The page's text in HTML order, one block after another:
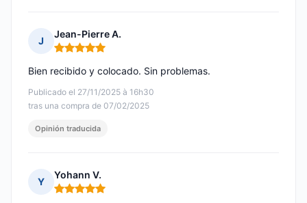
J
Jean-Pierre A.
Nota: 5 de 5
Publicado el 27/11/2025 à 16h30
tras una compra de 07/02/2025
Bien recibido y colocado. Sin problemas.
Opinión traducida
Y
Yohann V.
Nota: 5 de 5